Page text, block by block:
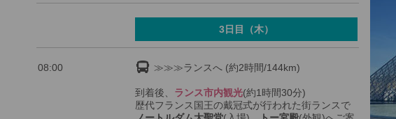
3日目（木）
08:00 ≫≫≫ランスへ (約2時間/144km)
到着後、 ランス市内観光(約1時間30分)
歴代フランス国王の戴冠式が行われた街ランスで